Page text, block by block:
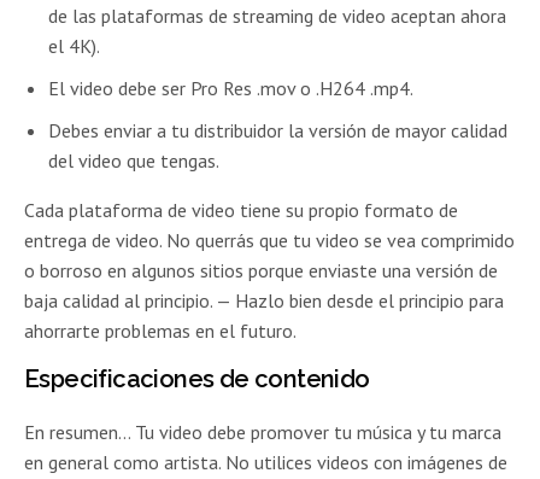
de las plataformas de streaming de video aceptan ahora
el 4K).
El video debe ser Pro Res .mov o .H264 .mp4.
Debes enviar a tu distribuidor la versión de mayor calidad
del video que tengas.
Cada plataforma de video tiene su propio formato de
entrega de video. No querrás que tu video se vea comprimido
o borroso en algunos sitios porque enviaste una versión de
baja calidad al principio. — Hazlo bien desde el principio para
ahorrarte problemas en el futuro.
Especificaciones de contenido
En resumen… Tu video debe promover tu música y tu marca
en general como artista. No utilices videos con imágenes de